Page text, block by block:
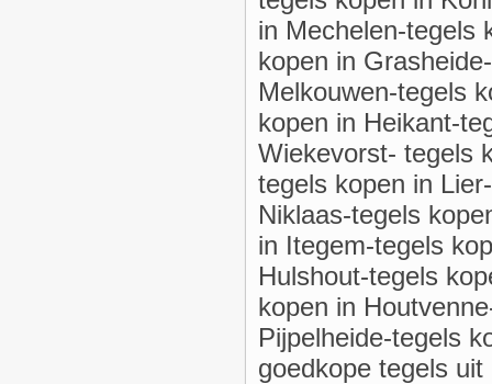
in Mechelen-tegels
kopen in
Melkouwen-tegels
kopen in Heikant-
Wiekevorst- tegels
tegels kopen in
Niklaas-tegels
in Itegem-tegels
Hulshout-tegels
kopen in
Pijpelheide-tegels
goedkope tegels